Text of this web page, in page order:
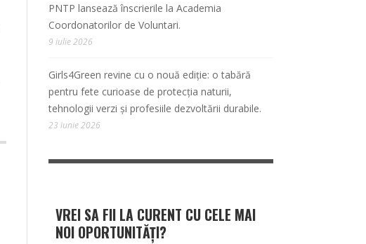
PNTP lansează înscrierile la Academia
Coordonatorilor de Voluntari.
9 iulie 2026
Girls4Green revine cu o nouă ediție: o tabără
pentru fete curioase de protecția naturii,
tehnologii verzi și profesiile dezvoltării durabile.
23 iunie 2026
VREI SA FII LA CURENT CU CELE MAI
NOI OPORTUNITĂȚI?